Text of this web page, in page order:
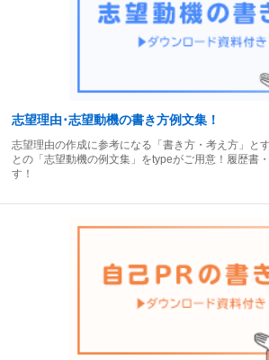
志望理由･志望動機の書き方例文集！
志望理由の作成に参考になる「書き方・考え方」と
との「志望動機の例文集」をtypeがご用意！履歴書
す！